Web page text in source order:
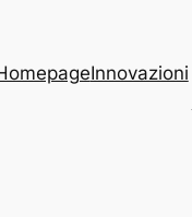
Innovazioni